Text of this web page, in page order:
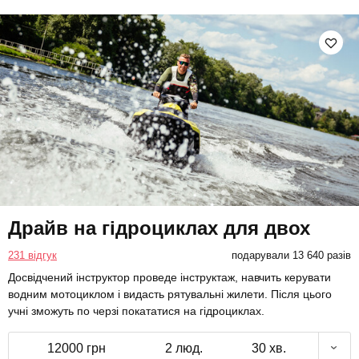
Драйв на гідроциклах для двох
231 відгук подарували 13 640 разів
Досвідчений інструктор проведе інструктаж, навчить керувати
водним мотоциклом і видасть рятувальні жилети. Після цього
учні зможуть по черзі покататися на гідроциклах.
12000 грн 2 люд. 30 хв.